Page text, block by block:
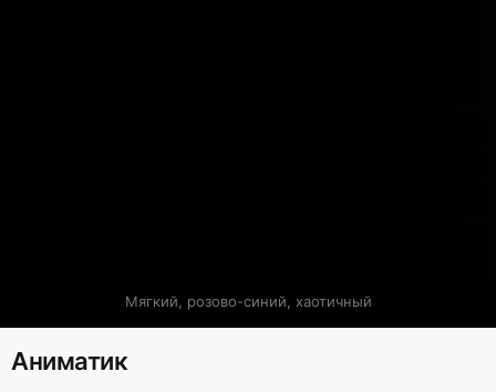
Мягкий, розово-синий, хаотичный
Аниматик